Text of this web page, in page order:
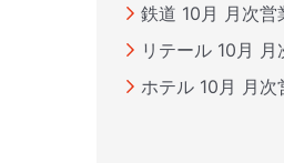
鉄道 10月 月次営
リテール 10月
ホテル 10月 月次